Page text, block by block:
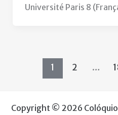
Université Paris 8
1 2 …
Copyright © 2026